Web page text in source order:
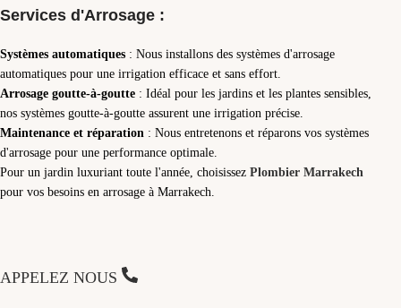
Services d'Arrosage :
Systèmes automatiques : Nous installons des systèmes d'arrosage
automatiques pour une irrigation efficace et sans effort.
Arrosage goutte-à-goutte : Idéal pour les jardins et les plantes sensibles,
nos systèmes goutte-à-goutte assurent une irrigation précise.
Maintenance et réparation : Nous entretenons et réparons vos systèmes
d'arrosage pour une performance optimale.
Pour un jardin luxuriant toute l'année, choisissez Plombier Marrakech
pour vos besoins en arrosage à Marrakech.
APPELEZ NOUS